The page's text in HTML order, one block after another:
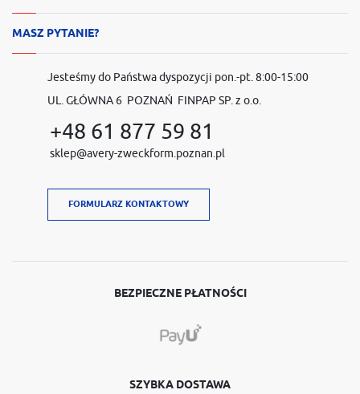
MASZ PYTANIE?
Jesteśmy do Państwa dyspozycji pon.-pt. 8:00-15:00
UL. GŁÓWNA 6 POZNAŃ FINPAP SP. z o.o.
+48 61 877 59 81
sklep@avery-zweckform.poznan.pl
FORMULARZ KONTAKTOWY
BEZPIECZNE PŁATNOŚCI
SZYBKA DOSTAWA